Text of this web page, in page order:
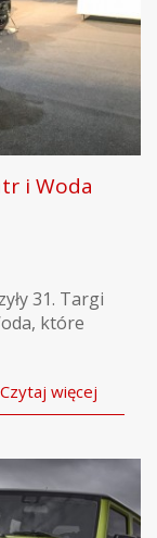
i Woda
31. Targi
które
Czytaj więcej